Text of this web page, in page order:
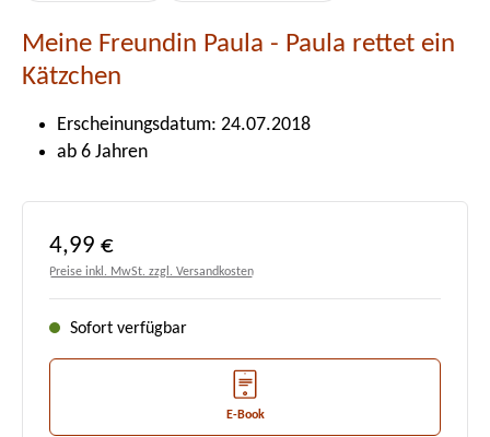
Meine Freundin Paula - Paula rettet ein
Kätzchen
Erscheinungsdatum: 24.07.2018
ab 6 Jahren
Regulärer Preis:
4,99 €
Preise inkl. MwSt. zzgl. Versandkosten
Sofort verfügbar
E-Book